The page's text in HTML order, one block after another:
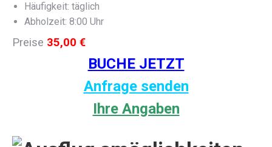
Häufigkeit: täglich
Abholzeit: 8:00 Uhr
Preise 35,00 €
BUCHE JETZT
Anfrage senden
Ihre Angaben